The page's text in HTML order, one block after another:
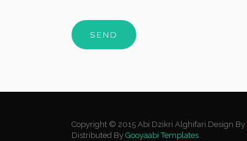
Copyright © 2015 Abi Dzikri Alghifari.Design By
Distributed By Gooyaabi Templates .